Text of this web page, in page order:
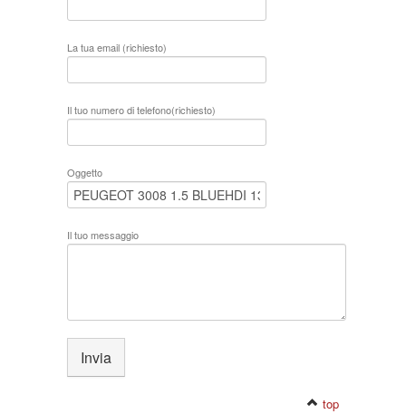
La tua email (richiesto)
Il tuo numero di telefono(richiesto)
Oggetto
Il tuo messaggio
top